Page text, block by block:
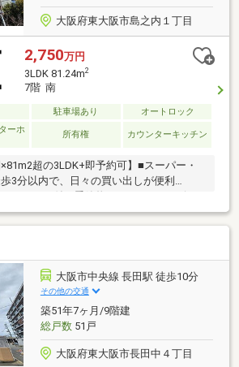
大阪府東大阪市島之内１丁目
2,750万円
3LDK 81.24m2
7階 南
駐車場あり
オートロック
ーホ
所有権 カウンターキッチン
×81m2超の3LDK+即予約可】■スーパー・
3分以内で、日々の買い出しが便利
居室へアクセスできる回遊性
大阪市中央線 長田駅 徒歩10分
その他の交通
築51年7ヶ月/9階建
総戸数51戸
大阪府東大阪市長田中４丁目